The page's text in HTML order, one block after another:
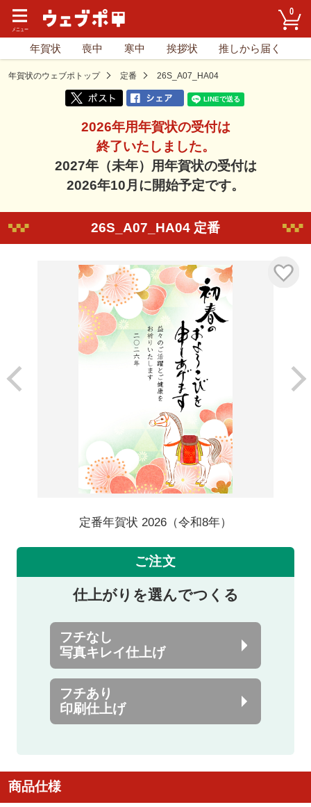
0
年賀状 喪中 寒中 挨拶状 推しから届く
年賀状のウェブポトップ 定番 26S_A07_HA04
2026年用年賀状の受付は
終了いたしました。
2027年（未年）用年賀状の受付は
2026年10月に開始予定です。
26S_A07_HA04 定番
定番年賀状 2026（令和8年）
ご注文
仕上がりを選んでつくる
フチなし
写真キレイ仕上げ
フチあり
印刷仕上げ
商品仕様